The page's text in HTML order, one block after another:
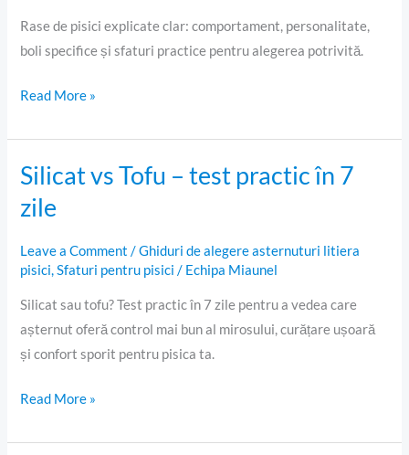
Rase de pisici explicate clar: comportament, personalitate,
boli specifice și sfaturi practice pentru alegerea potrivită.
Read More »
Silicat vs Tofu – test practic în 7
zile
Leave a Comment /Ghiduri de alegere asternuturi litiera
pisici,Sfaturi pentru pisici / Echipa Miaunel
Silicat sau tofu? Test practic în 7 zile pentru a vedea care
așternut oferă control mai bun al mirosului, curățare ușoară
și confort sporit pentru pisica ta.
Silicat
vs
Tofu
–
test
Read More »